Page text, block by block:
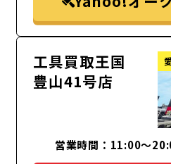
工具買取王国
豊山41号店
営業時間：11:00～